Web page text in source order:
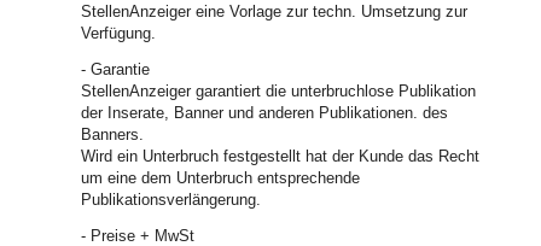
StellenAnzeiger eine Vorlage zur techn. Umsetzung zur
Verfügung.
- Garantie
StellenAnzeiger garantiert die unterbruchlose Publikation
der Inserate, Banner und anderen Publikationen. des
Banners.
Wird ein Unterbruch festgestellt hat der Kunde das Recht
um eine dem Unterbruch entsprechende
Publikationsverlängerung.
- Preise + MwSt